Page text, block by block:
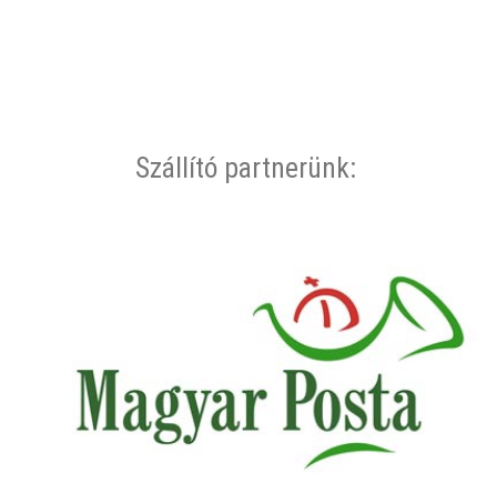
Szállító partnerünk: